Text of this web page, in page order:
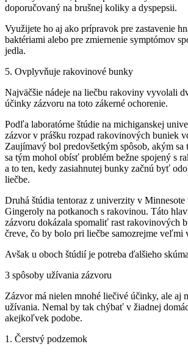
doporučovaný na brušnej koliky a dyspepsii.
Využijete ho aj ako prípravok pre zastavenie
baktériami alebo pre zmiernenie symptómov
jedla.
5. Ovplyvňuje rakovinové bunky
Najväčšie nádeje na liečbu rakoviny vyvolali
účinky zázvoru na toto zákerné ochorenie.
Podľa laboratórne štúdie na michiganskej
zázvor v prášku rozpad rakovinových buniek
Zaujímavý bol predovšetkým spôsob, akým sa
sa tým mohol obísť problém bežne spojený s
a to ten, kedy zasiahnutej bunky začnú byť
liečbe.
Druhá štúdia tentoraz z univerzity v Minnesote
Gingeroly na potkanoch s rakovinou. Táto
zázvoru dokázala spomaliť rast rakovinových
čreve, čo by bolo pri liečbe samozrejme veľmi
Avšak u oboch štúdií je potreba ďalšieho
3 spôsoby užívania zázvoru
Zázvor má nielen mnohé liečivé účinky, ale aj
užívania. Nemal by tak chýbať v žiadnej
akejkoľvek podobe.
1. Čerstvý podzemok